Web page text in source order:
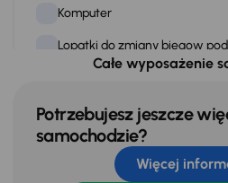
Komputer
Lopatki do zmiany biegow
Przciemniane szyby
Skórzana kierownica
Skorzane siedzenia
Całe wyposażenie
Potrzebujesz jeszcze
samochodzie?
Więcej